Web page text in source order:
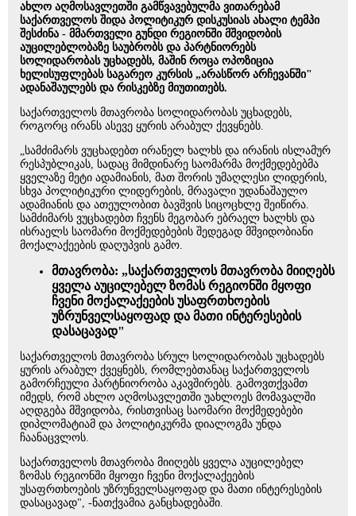
ახლო აღმოსავლეთში გამწვავებულმა ვითარებამ
საქართველოს შიდა პოლიტიკურ დისკუსიას ახალი ტემპი
შესძინა - მმართველი გუნდი რეგიონში მშვიდობის
აუცილებლობაზე საუბრობს და პარტნიორებს
სოლიდარობას უცხადებს, მაშინ როცა ოპოზიცია
ხელისუფლებას საგარეო კურსის „არასწორ არჩევანში"
ადანაშაულებს და რისკებზე მიუთითებს.
საქართველოს მთავრობა სოლიდარობას უცხადებს,
როგორც ირანს ასევე ყურის არაბულ ქევყნებს.
„სამძიმარს ვუცხადებთ ირანელ ხალხს და ირანის ისლამურ
რესპუბლიკას, სადაც მიმდინარე საომარმა მოქმედებებმა
ყველაზე მეტი ადამიანის, მათ შორის უმაღლესი ლიდერის,
სხვა პოლიტიკური ლიდერების, მრავალი უდანაშაულო
ადამიანის და ათეულობით ბავშვის სიცოცხლე შეიწირა.
სამძიმარს ვუცხადებთ ჩვენს მეგობარ ებრაელ ხალხს და
ისრაელს საომარი მოქმედებების შედეგად მშვიდობიანი
მოქალაქეების დაღუპვის გამო.
მთავრობა: „საქართველოს მთავრობა მიიღებს
ყველა აუცილებელ ზომას რეგიონში მყოფი
ჩვენი მოქალაქეების უსაფრთხოების
უზრუნველსაყოფად და მათი ინტერესების
დასაცავად"
საქართველოს მთავრობა სრულ სოლიდარობას უცხადებს
ყურის არაბულ ქვეყნებს, რომლებთანაც საქართველოს
გამორჩეული პარტნიორობა აკავშირებს. გამოვთქვამთ
იმედს, რომ ახლო აღმოსავლეთში უახლოეს მომავალში
აღდგება მშვიდობა, რისთვისაც საომარი მოქმედებები
დიპლომატიამ და პოლიტიკურმა დიალოგმა უნდა
ჩაანაცვლოს.
საქართველოს მთავრობა მიიღებს ყველა აუცილებელ
ზომას რეგიონში მყოფი ჩვენი მოქალაქეების
უსაფრთხოების უზრუნველსაყოფად და მათი ინტერესების
დასაცავად", -ნათქვამია განცხადებაში.